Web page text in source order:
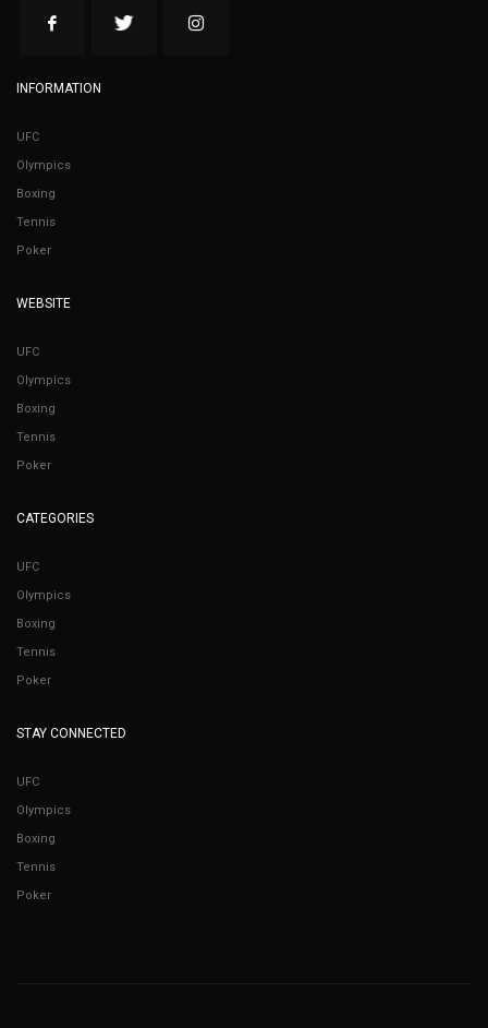
INFORMATION
UFC
Olympics
Boxing
Tennis
Poker
WEBSITE
UFC
Olympics
Boxing
Tennis
Poker
CATEGORIES
UFC
Olympics
Boxing
Tennis
Poker
STAY CONNECTED
UFC
Olympics
Boxing
Tennis
Poker